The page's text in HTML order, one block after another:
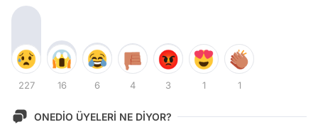
227 16 6 4 3 1 1
ONEDİO ÜYELERİ NE DİYOR?